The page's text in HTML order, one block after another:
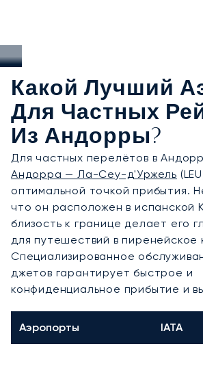
Какой Лучший
Для Частных
Из Андорры?
Для частных перелётов в
Андорра — Ла-Сеу-д'Уржель
оптимальной точкой прибытия.
что он расположен в испанской
близость к границе делает его
для путешествий в пиренейское
Специализированное
джетов гарантирует быстрое и
конфиденциальное прибытие и
Аэропорты IATA